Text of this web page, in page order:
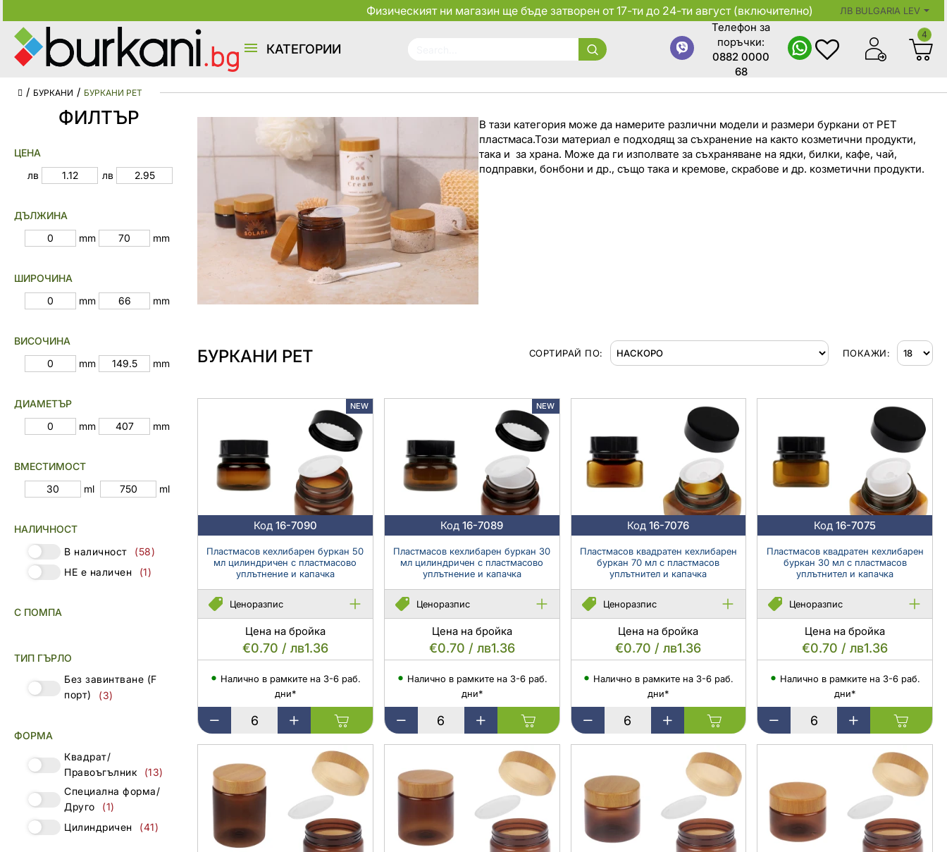
Физическият ни магазин ще бъде затворен от 17-ти до 24-ти август (включително) ЛВ BULGARIA LEV
КАТЕГОРИИ viber
Телефон за
поръчки:
0882 0000
68
whatsup
4
БУРКАНИ БУРКАНИ PET
ФИЛТЪР
ЦЕНА
лв
лв
ДЪЛЖИНА
mm
mm
ШИРОЧИНА
mm
mm
ВИСОЧИНА
mm
mm
ДИАМЕТЪР
mm
mm
ВМЕСТИМОСТ
ml
ml
НАЛИЧНОСТ
В наличност
(58)
НЕ е наличен
(1)
С ПОМПА
ТИП ГЪРЛО
Без завинтване (F
порт)
(3)
ФОРМА
Квадрат/
Правоъгълник
(13)
Специална форма/
Друго
(1)
Цилиндричен
(41)
В тази категория може да намерите различни модели и размери буркани от PET
пластмаса.Този материал е подходящ за съхранение на както козметични продукти,
така и за храна. Може да ги изполвате за съхраняване на ядки, билки, кафе, чай,
подправки, бонбони и др., също така и кремове, скрабове и др. козметични продукти.
БУРКАНИ PET СОРТИРАЙ ПО: ПОКАЖИ:
NEW
Код 16-7090
Пластмасов кехлибарен буркан 50
мл цилиндричен с пластмасово
уплътнение и капачка
Ценоразпис
Цена на бройка
€0.70 / лв1.36
Налично в рамките на 3-6 раб.
дни*
Пластмасов
цилиндричен
пластмасово
уплътнение
NEW
Код16-7089
Пластмасов кехлибарен буркан 30
мл цилиндричен с пластмасово
уплътнение и капачка
Ценоразпис
Цена на бройка
€0.70 / лв1.36
Налично в рамките на 3-6 раб.
дни*
Пластмасов
цилиндричен
уплътнение
Код16-7076
Пластмасов квадратен кехлибарен
буркан 70 мл с пластмасов
уплътнител и капачка
Ценоразпис
Цена на бройка
€0.70 / лв1.36
Налично в рамките на 3-6 раб.
дни*
Пластмасов
мл
пластмасов
уплътнител
Код16-7075
Пластмасов квадратен кехлибарен
буркан 30 мл с пластмасов
уплътнител и капачка
Ценоразпис
Цена на бройка
€0.70 / лв1.36
Налично в рамките на 3-6 раб.
дни*
Пластмасов
мл
пластмасов
уплътнител